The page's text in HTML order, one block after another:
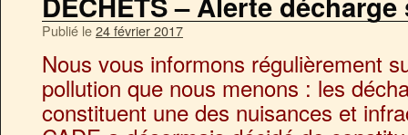
Publié le24 février 2017
Nous vous informons régulièrement
pollution que nous menons : les
constituent une des nuisances et